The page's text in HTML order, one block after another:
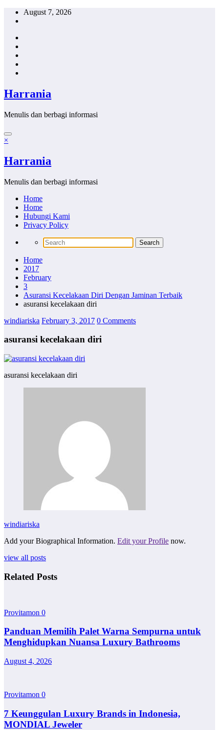
Skip
August 7, 2026
Harrania
Menulis dan berbagi informasi
×
Harrania
Menulis dan berbagi informasi
Home
Home
Hubungi Kami
Privacy Policy
Home
2017
February
3
Asuransi Kecelakaan Diri Dengan Jaminan Terbaik
asuransi kecelakaan diri
windiariska February 3, 2017 0 Comments
asuransi kecelakaan diri
asuransi kecelakaan diri
windiariska
Add your Biographical Information. Edit your Profile now.
view all posts
Related Posts
Provitamon 0
Panduan Memilih Palet Warna Sempurna untuk
Menghidupkan Nuansa Luxury Bathrooms
August 4, 2026
Provitamon 0
7 Keunggulan Luxury Brands in Indonesia,
MONDIAL Jeweler